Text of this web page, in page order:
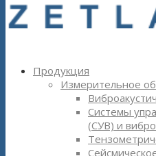
Продукция
Измерительное
Системы
(СУВ) и